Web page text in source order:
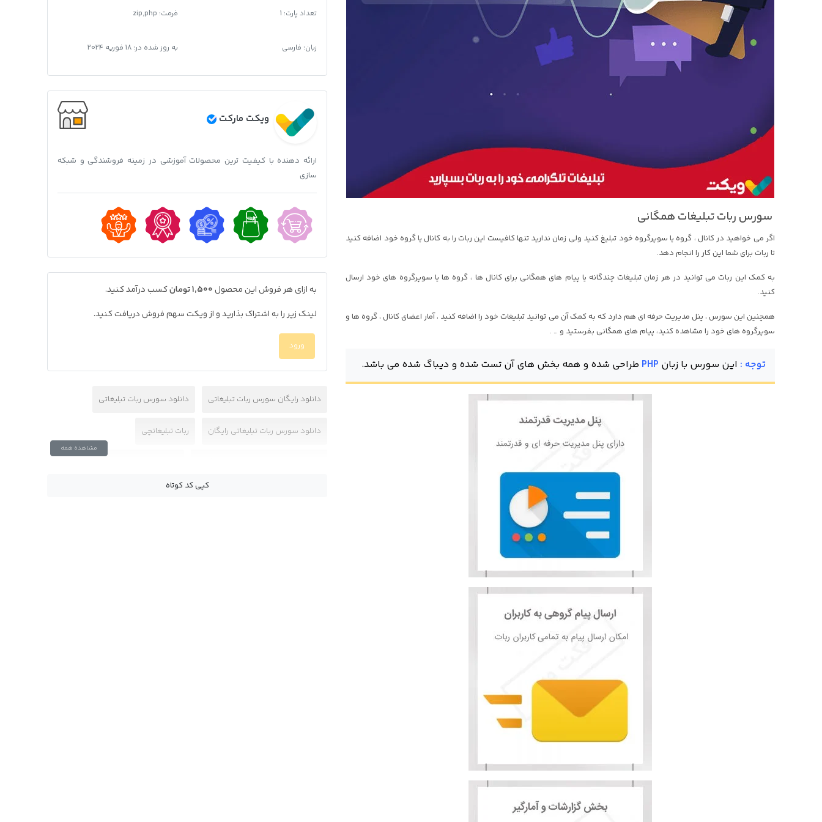
سورس ربات تبلیغات همگانی
اگر می خواهید در کانال ، گروه یا سوپرگروه خود تبلیغ کنید ولی زمان ندارید تنها کافیست این ربات را به کانال یا گروه خود اضافه کنید
تا ربات برای شما این کار را انجام دهد.
به کمک این ربات می توانید در هر زمان تبلیغات چندگانه یا پیام های همگانی برای کانال ها ، گروه ها یا سوپرگروه های خود ارسال
کنید.
همچنین این سورس ، پنل مدیریت حرفه ای هم دارد که به کمک آن می توانید تبلیغات خود را اضافه کنید ، آمار اعضای کانال ، گروه ها و
سوپرگروه های خود را مشاهده کنید، پیام های همگانی بفرستید و … .
توجه : این سورس با زبان PHP طراحی شده و همه بخش های آن تست شده و دیباگ شده می باشد.
تعداد پارت: 1 فرمت:
zip,php
زبان: فارسی به روز شده در: 18 فوریه 2024
ویکت مارکت
ارائه دهنده با کیفیت ترین محصولات آموزشی در زمینه فروشندگی و شبکه
سازی
به ازای هر فروش این محصول1,500 تومان
کسب درآمد کنید.
لینک زیر را به اشتراک بذارید و از ویکت سهم فروش دریافت کنید.
ورود
دانلود رایگان سورس ربات تبلیغاتی دانلود سورس ربات تبلیغاتی
دانلود سورس ربات تبلیغاتی رایگان ربات تبلیغاتچی
مشاهده همه
کپی کد کوتاه